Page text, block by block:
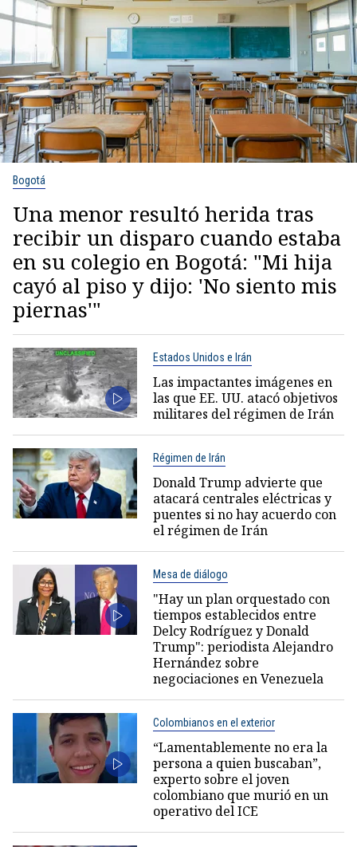
Bogotá
Una menor resultó herida tras
recibir un disparo cuando estaba
en su colegio en Bogotá: "Mi hija
cayó al piso y dijo: 'No siento mis
piernas'"
Estados Unidos e Irán
Las impactantes imágenes en
las que EE. UU. atacó objetivos
militares del régimen de Irán
Régimen de Irán
Donald Trump advierte que
atacará centrales eléctricas y
puentes si no hay acuerdo con
el régimen de Irán
Mesa de diálogo
"Hay un plan orquestado con
tiempos establecidos entre
Delcy Rodríguez y Donald
Trump": periodista Alejandro
Hernández sobre
negociaciones en Venezuela
Colombianos en el exterior
“Lamentablemente no era la
persona a quien buscaban”,
experto sobre el joven
colombiano que murió en un
operativo del ICE